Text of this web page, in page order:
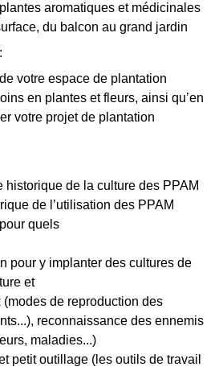
aromatiques et médicinales
du balcon au grand jardin
votre espace de plantation
en plantes et fleurs, ainsi qu’en
votre projet de plantation
historique de la culture des PPAM
de l’utilisation des PPAM
quels
pour y implanter des cultures de
et
de reproduction des
reconnaissance des ennemis
maladies...)
petit outillage (les outils de travail